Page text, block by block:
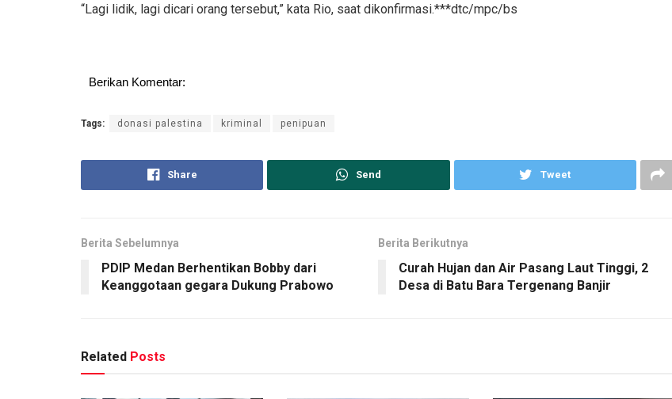
“Lagi lidik, lagi dicari orang tersebut,” kata Rio, saat dikonfirmasi.***dtc/mpc/bs
Berikan Komentar:
Tags: donasi palestina kriminal penipuan
Share Send Tweet
Berita Sebelumnya
PDIP Medan Berhentikan Bobby dari
Keanggotaan gegara Dukung Prabowo
Berita Berikutnya
Curah Hujan dan Air Pasang Laut Tinggi, 2
Desa di Batu Bara Tergenang Banjir
Related Posts